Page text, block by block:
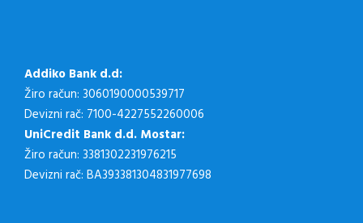
Addiko Bank d.d:
Žiro račun: 3060190000539717
Devizni rač: 7100-4227552260006
UniCredit Bank d.d. Mostar:
Žiro račun: 3381302231976215
Devizni rač: BA393381304831977698